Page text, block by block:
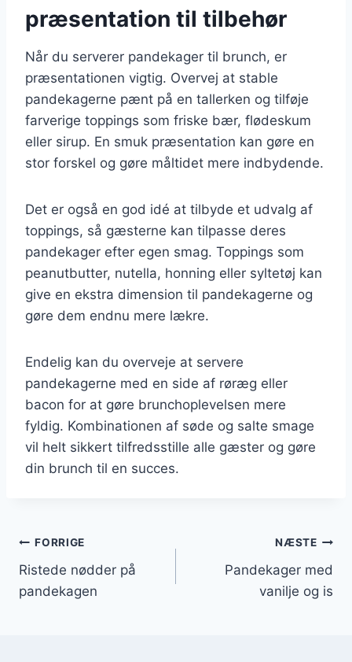
præsentation til tilbehør
Når du serverer pandekager til brunch, er
præsentationen vigtig. Overvej at stable
pandekagerne pænt på en tallerken og tilføje
farverige toppings som friske bær, flødeskum
eller sirup. En smuk præsentation kan gøre en
stor forskel og gøre måltidet mere indbydende.
Det er også en god idé at tilbyde et udvalg af
toppings, så gæsterne kan tilpasse deres
pandekager efter egen smag. Toppings som
peanutbutter, nutella, honning eller syltetøj kan
give en ekstra dimension til pandekagerne og
gøre dem endnu mere lækre.
Endelig kan du overveje at servere
pandekagerne med en side af røræg eller
bacon for at gøre brunchoplevelsen mere
fyldig. Kombinationen af søde og salte smage
vil helt sikkert tilfredsstille alle gæster og gøre
din brunch til en succes.
Indlægsnavigation
FORRIGE
Ristede nødder på
pandekagen
NÆSTE
Pandekager med
vanilje og is